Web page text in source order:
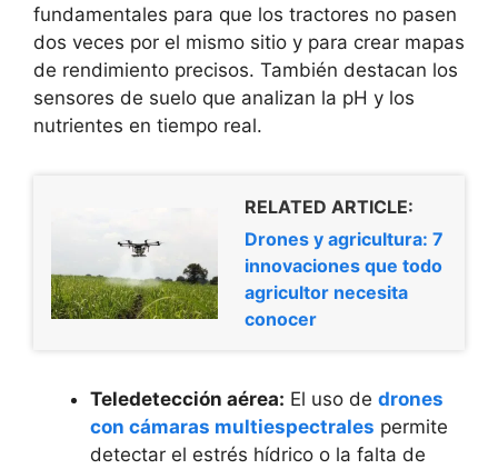
fundamentales para que los tractores no pasen
dos veces por el mismo sitio y para crear mapas
de rendimiento precisos. También destacan los
sensores de suelo que analizan la pH y los
nutrientes en tiempo real.
RELATED ARTICLE:
Drones y agricultura: 7
innovaciones que todo
agricultor necesita
conocer
Teledetección aérea: El uso de drones
con cámaras multiespectrales permite
detectar el estrés hídrico o la falta de